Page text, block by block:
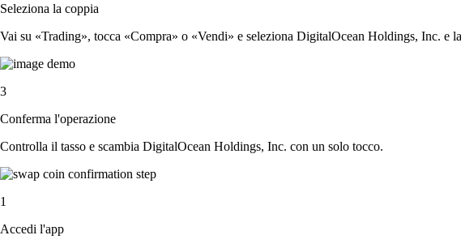
Seleziona la coppia
Vai su «Trading», tocca «Compra» o «Vendi» e seleziona DigitalOcean Holdings, Inc. e
3
Conferma l'operazione
Controlla il tasso e scambia DigitalOcean Holdings, Inc. con un solo tocco.
1
Accedi l'app